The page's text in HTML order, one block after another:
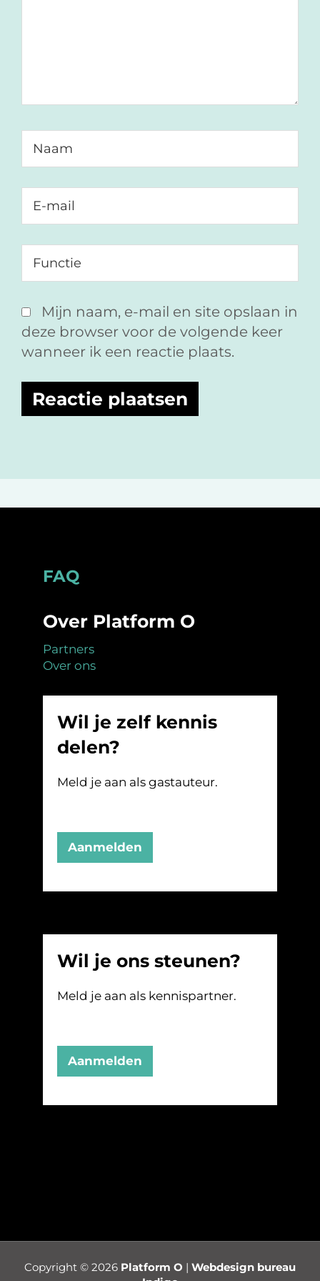
Mijn naam, e-mail en site opslaan in
deze browser voor de volgende keer
wanneer ik een reactie plaats.
Footer
FAQ
Over Platform O
Partners
Over ons
Wil je zelf kennis
delen?
Meld je aan als gastauteur.
Aanmelden
Wil je ons steunen?
Meld je aan als kennispartner.
Aanmelden
Copyright © 2026 Platform O | Webdesign bureau